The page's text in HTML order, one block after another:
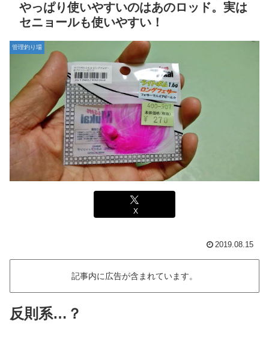
やっぱり使いやすいのはあのロッド。実は
セニョールも使いやすい！
管理釣り場
X
2019.08.15
記事内に広告が含まれています。
反則系…？